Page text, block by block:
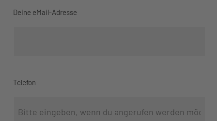
Deine eMail-Adresse
Telefon